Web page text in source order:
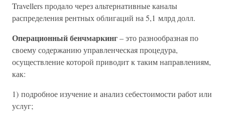
Travellers продало через альтернативные каналы
распределения рентных облигаций на 5,1 млрд долл.
Операционный бенчмаркинг– это разнообразная по
своему содержанию управленческая процедура,
осуществление которой приводит к таким направлениям,
как:
1) подробное изучение и анализ себестоимости работ или
услуг;